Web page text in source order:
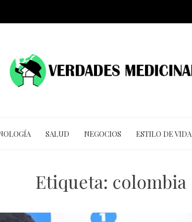
SALUD NEGOCIOS ESTILO DE VIDA
Etiqueta: colombia